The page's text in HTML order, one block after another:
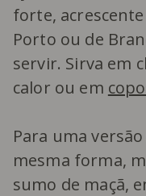
forte,
Porto ou de
servir. Sirva em
calor ou em
Para uma versão
mesma forma,
sumo de maçã,